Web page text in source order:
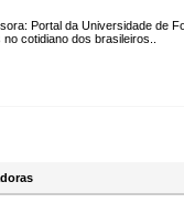
Portal da Universidade de
cotidiano dos brasileiros..